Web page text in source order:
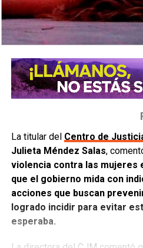
La titular del Centro de
Julieta Méndez Salas,
violencia contra las mujeres
que el gobierno mida con
acciones que buscan
logrado incidir para evitar
esperaba.